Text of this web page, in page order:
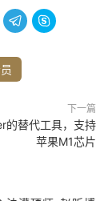
 
下一篇
的替代工具，支持
苹果M1芯片